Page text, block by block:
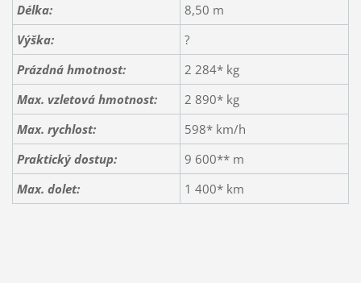
Délka:
8,50 m
Výška:
?
Prázdná hmotnost:
2 284* kg
Max. vzletová hmotnost:
2 890* kg
Max. rychlost:
598* km/h
Praktický dostup:
9 600** m
Max. dolet:
1 400* km